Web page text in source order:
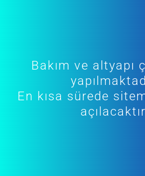
Bakım ve altyapı
En kısa sürede